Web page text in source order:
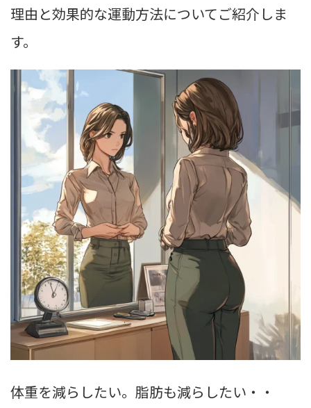
理由と効果的な運動方法についてご紹介しま
す。
体重を減らしたい。脂肪も減らしたい・・